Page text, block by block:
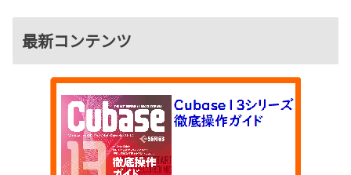
最新コンテンツ